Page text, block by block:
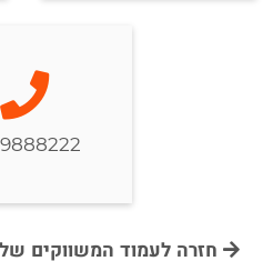
חזרה לעמוד המשווקים